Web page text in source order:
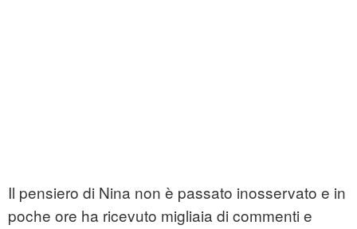
Il pensiero di Nina non è passato inosservato e in
poche ore ha ricevuto migliaia di commenti e